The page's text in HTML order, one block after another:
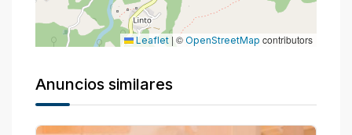
Leaflet | © OpenStreetMap contributors
Anuncios similares